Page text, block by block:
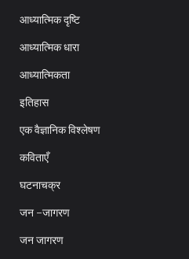
आध्यात्मिक दृष्टि
आध्यात्मिक धारा
आध्यात्मिकता
इतिहास
एक वैज्ञानिक विश्लेषण
कविताएँ
घटनाचक्र
जन -जागरण
जन जागरण